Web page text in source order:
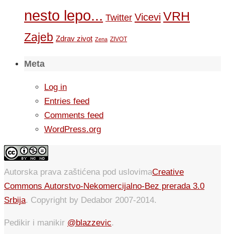
nesto lepo... Twitter Vicevi VRH
Zajeb Zdrav zivot Zena ZIVOT
Meta
Log in
Entries feed
Comments feed
WordPress.org
Autorska prava zaštićena pod uslovimaCreative
Commons Autorstvo-Nekomercijalno-Bez prerada 3.0
Srbija. Copyright by Dedabor 2007-2014.
Pedikir i manikir @blazzevic.